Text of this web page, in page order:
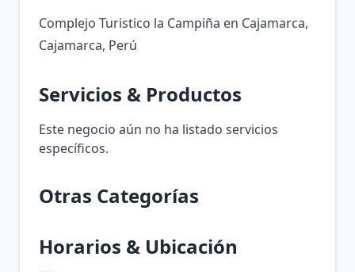
Complejo Turistico la Campiña en Cajamarca,
Cajamarca, Perú
Servicios & Productos
Este negocio aún no ha listado servicios
específicos.
Otras Categorías
Horarios & Ubicación